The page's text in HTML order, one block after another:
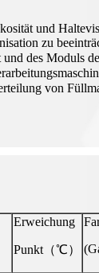
und
zu
des Moduls
von
Erweichung
Punkt（℃）